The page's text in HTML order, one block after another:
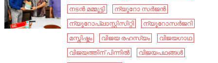
നടൻ മമ്മൂട്ടി
ന്യൂറോ സർജൻ
ന്യൂറോപ്ലാസ്റ്റിസിറ്റി
ന്യൂറോസർജറി
മസ്തിഷ്കം
വിജയ രഹസ്യം
വിജയഗാഥ
വിജയത്തിന് പിന്നിൽ
വിജയപഥങ്ങൾ